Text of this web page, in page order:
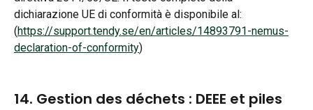
dichiarazione UE di conformità è disponibile al:
(https://support.tendy.se/en/articles/14893791-nemus-
declaration-of-conformity)
14. Gestion des déchets : DEEE et piles